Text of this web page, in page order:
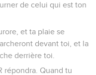
de celui qui est ton
et ta plaie se
devant toi, et la
derrière toi.
répondra. Quand tu